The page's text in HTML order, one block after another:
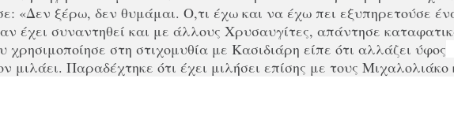
«Δεν ξέρω, δεν θυμάμαι. Ο,τι έχω και να έχω πει εξυπηρετούσε
έχει συναντηθεί και με άλλους Χρυσαυγίτες, απάντησε
χρησιμοποίησε στη στιχομυθία με Κασιδιάρη είπε ότι αλλάζει ύφος
μιλάει. Παραδέχτηκε ότι έχει μιλήσει επίσης με τους Μιχαλολιάκο